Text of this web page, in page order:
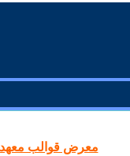
معرض قوالب معهد